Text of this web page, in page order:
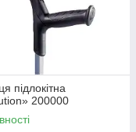
підлокітна
200000